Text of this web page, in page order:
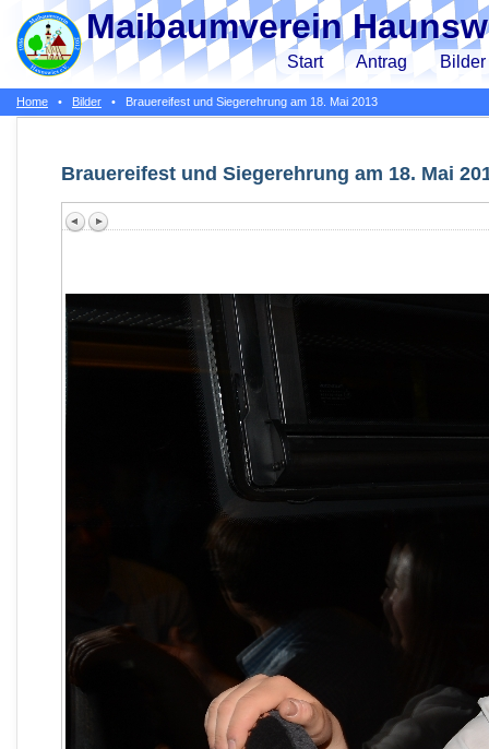
Maibaumverein
Start Antrag Bilder
Home • Bilder • Brauereifest und Siegerehrung am 18. Mai 2013
Brauereifest und Siegerehrung am 18. Mai